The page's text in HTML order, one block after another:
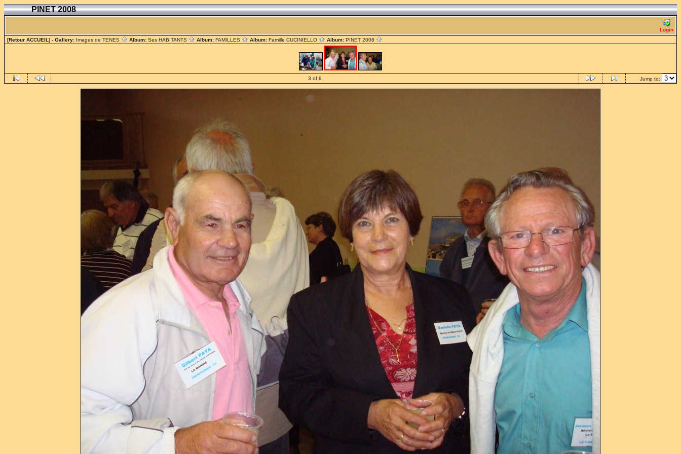
PINET 2008
Login
[Retour ACCUEIL] - Gallery: Images de TENES Album: Ses HABITANTS Album: FAMILLES Album: Famille CUCINIELLO Album: PINET 2008
3 of 8 Jump to: